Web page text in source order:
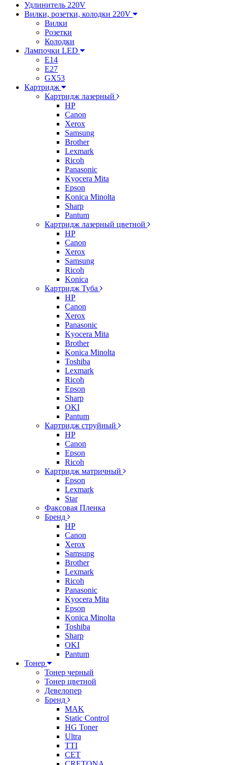
Удлинитель 220V
Вилки, розетки, колодки 220V
Вилки
Розетки
Колодки
Лампочки LED
E14
E27
GX53
Картридж
Картридж лазерный
HP
Canon
Xerox
Samsung
Brother
Lexmark
Ricoh
Panasonic
Kyocera Mita
Epson
Konica Minolta
Sharp
Pantum
Картридж лазерный цветной
HP
Canon
Xerox
Samsung
Ricoh
Konica
Картридж Туба
HP
Canon
Xerox
Panasonic
Kyocera Mita
Brother
Konica Minolta
Toshiba
Lexmark
Ricoh
Epson
Sharp
OKI
Pantum
Картридж струйный
HP
Canon
Epson
Ricoh
Картридж матричный
Epson
Lexmark
Star
Факсовая Пленка
Бренд
HP
Canon
Xerox
Samsung
Brother
Lexmark
Ricoh
Panasonic
Kyocera Mita
Epson
Konica Minolta
Toshiba
Sharp
OKI
Pantum
Тонер
Тонер черный
Тонер цветной
Девелопер
Бренд
MAK
Static Control
HG Toner
Ultra
TTI
CET